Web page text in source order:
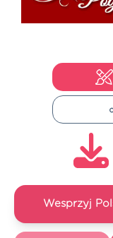
Wesprzyj